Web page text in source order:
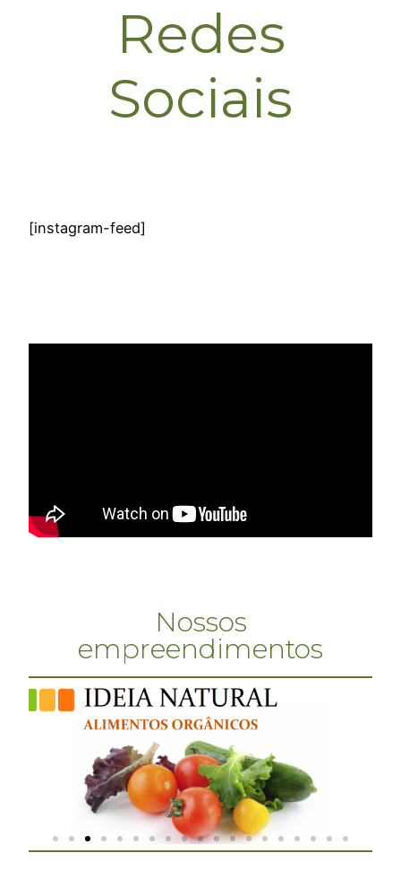
Redes
Sociais
[instagram-feed]
Nossos
empreendimentos